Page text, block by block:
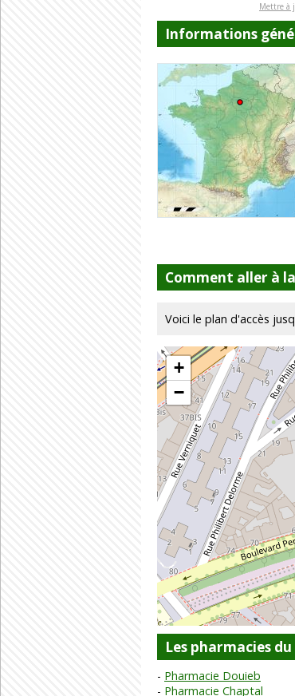
Mettre à
Informations
Comment aller à
Voici le plan d'accès
+
−
Les pharmacies
Pharmacie Douieb
Pharmacie Chaptal